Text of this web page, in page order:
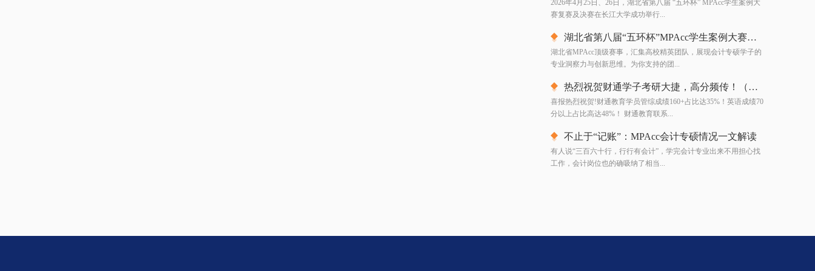
2026年4月25日、26日，湖北省第八届 “五环杯” MPAcc学生案例大
赛复赛及决赛在长江大学成功举行...
湖北省第八届“五环杯”MPAcc学生案例大赛最佳“人气王”投票已开启！
湖北省MPAcc顶级赛事，汇集高校精英团队，展现会计专硕学子的
专业洞察力与创新思维。为你支持的团...
热烈祝贺财通学子考研大捷，高分频传！（分数持续更新中~）
喜报热烈祝贺!财通教育学员管综成绩160+占比达35%！英语成绩70
分以上占比高达48%！ 财通教育联系...
不止于“记账”：MPAcc会计专硕情况一文解读
有人说“三百六十行，行行有会计”，学完会计专业出来不用担心找
工作，会计岗位也的确吸纳了相当...